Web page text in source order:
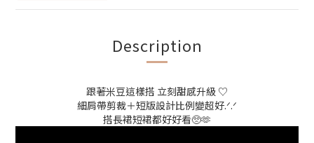
Description
跟著米豆這樣搭 立刻甜感升級 ♡
細肩帶剪裁＋短版設計比例變超好.ᐟ.ᐟ
搭長裙短裙都好好看🥺🫶